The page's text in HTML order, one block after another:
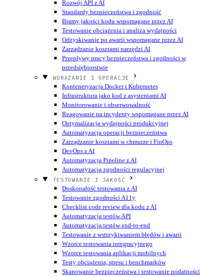
Rozwój API z AI
Standardy bezpieczeństwa i zgodność
Bramy jakości kodu wspomagane przez AI
Testowanie obciążenia i analiza wydajności
Odzyskiwanie po awarii wspomagane przez AI
Zarządzanie kosztami narzędzi AI
Przepływy pracy bezpieczeństwa i zgodności w
przedsiębiorstwie
WDRAŻANIE I OPERACJE
Konteneryzacja Docker i Kubernetes
Infrastruktura jako kod z asystentami AI
Monitorowanie i obserwowalność
Reagowanie na incydenty wspomagane przez AI
Optymalizacja wydajności produkcyjnej
Automatyzacja operacji bezpieczeństwa
Zarządzanie kosztami w chmurze i FinOps
DevOps z AI
Automatyzacja Pipeline z AI
Automatyzacja zgodności regulacyjnej
TESTOWANIE I JAKOŚĆ
Doskonałość testowania z AI
Testowanie zgodności A11y
Checklist code review dla kodu z AI
Automatyzacja testów API
Automatyzacja testów end-to-end
Testowanie z wstrzykiwaniem błędów i awarii
Wzorce testowania integracyjnego
Wzorce testowania aplikacji mobilnych
Testy obciążenia, stresu i benchmarków
Skanowanie bezpieczeństwa i testowanie podatności